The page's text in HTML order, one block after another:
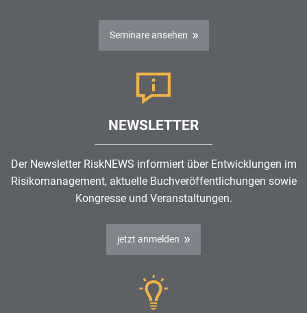
Seminare ansehen
NEWSLETTER
Der Newsletter RiskNEWS informiert über Entwicklungen im
Risikomanagement, aktuelle Buchveröffentlichungen sowie
Kongresse und Veranstaltungen.
jetzt anmelden